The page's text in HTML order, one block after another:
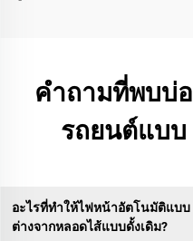
คำถามที่พบบ่
รถยนต์แบบ
อะไรที่ทำให้ไฟหน้าอัตโนมัติแบบ
ต่างจากหลอดไส้แบบดั้งเดิม?